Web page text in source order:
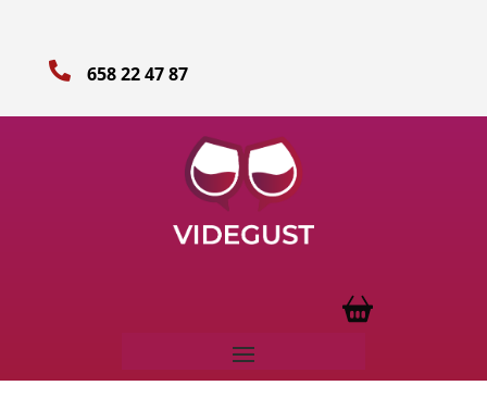
 658 22 47 87